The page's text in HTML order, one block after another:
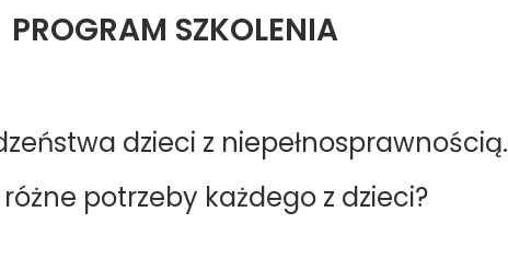
PROGRAM SZKOLENIA
dzieci z niepełnosprawnością.
potrzeby każdego z dzieci?